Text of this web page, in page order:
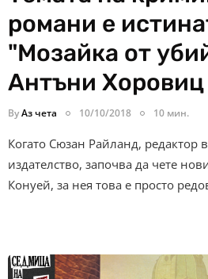
романи е
"Мозайка от
Антъни Хоровиц
ByАз чета 10/10/2018 10 мин.
Когато Сюзан Райланд, редактор
издателство, започва да чете
Конуей, за нея това е просто